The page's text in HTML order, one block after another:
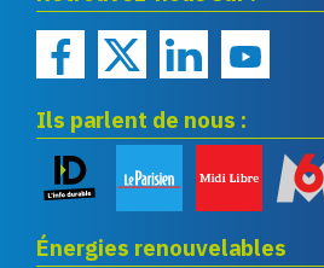
Ils parlent de nous :
Énergies renouvelables